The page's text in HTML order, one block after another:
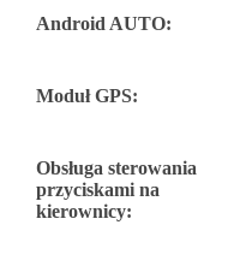
Android AUTO:
Moduł GPS:
Obsługa sterowania
przyciskami na
kierownicy: